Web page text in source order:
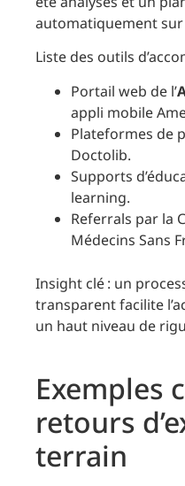
automatiquement
Liste des outils
Portail web de l’
appli mobile
Plateformes de
Doctolib.
Supports
learning.
Referrals par la
Médecins Sans
Insight clé : un
transparent facilite
un haut niveau de
Exemples
retours
terrain